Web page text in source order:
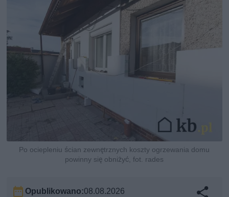
Po ociepleniu ścian zewnętrznych koszty ogrzewania domu
powinny się obniżyć, fot. rades
Opublikowano:08.08.2026